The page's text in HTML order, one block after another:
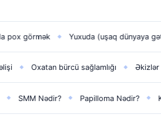
◆ Yuxuda (uşaq dünyaya gətirmək)
bürcü sağlamlığı ◆ Əkizlər bürcü
Nədir? ◆ Papilloma Nədir? ◆